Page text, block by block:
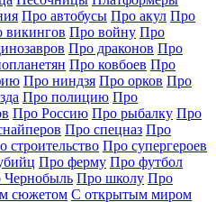
Про автобусы Про акул Про
викингов Про войну Про
Про драконов Про
Про ковбоев Про
Про ниндзя Про орков Про
Про полицию Про
Про Россию Про рыбалку Про
Про спецназ Про
строительство Про супергероев
Про ферму Про футбол
Чернобыль Про школу Про
сюжетом С открытым миром